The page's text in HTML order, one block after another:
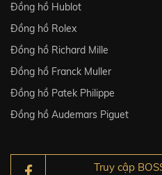
Đồng hồ Hublot
Đồng hồ Rolex
Đồng hồ Richard Mille
Đồng hồ Franck Muller
Đồng hồ Patek Philippe
Đồng hồ Audemars Piguet
Truy cập